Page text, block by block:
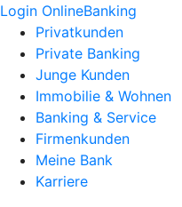
Login OnlineBanking
Privatkunden
Private Banking
Junge Kunden
Immobilie & Wohnen
Banking & Service
Firmenkunden
Meine Bank
Karriere